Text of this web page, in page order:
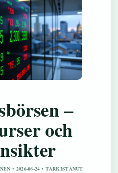
–
och
• 2026-06-24 • TARKISTANUT